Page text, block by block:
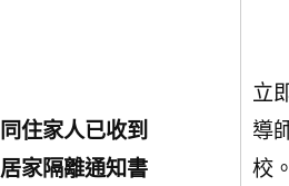
同住家人已收到
居家隔離通知書
立
導
校